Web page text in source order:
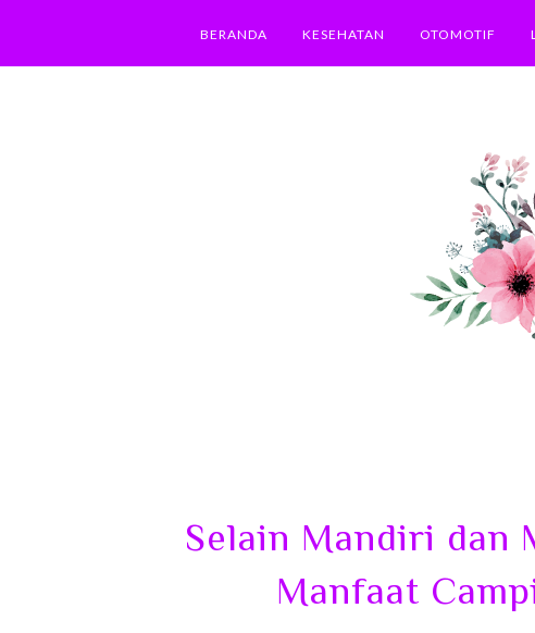
BERANDA KESEHATAN OTOMOTIF
Selain Mandiri dan
Manfaat